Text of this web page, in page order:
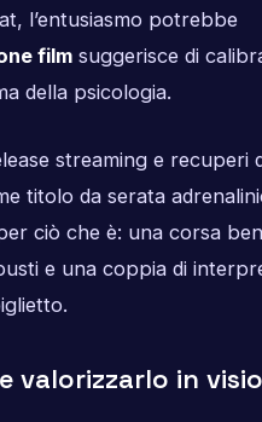
l’entusiasmo potrebbe
filmsuggerisce di
della psicologia.
streaming e recuperi
titolo da serata
ciò che è: una corsa ben
e una coppia di
valorizzarlo in